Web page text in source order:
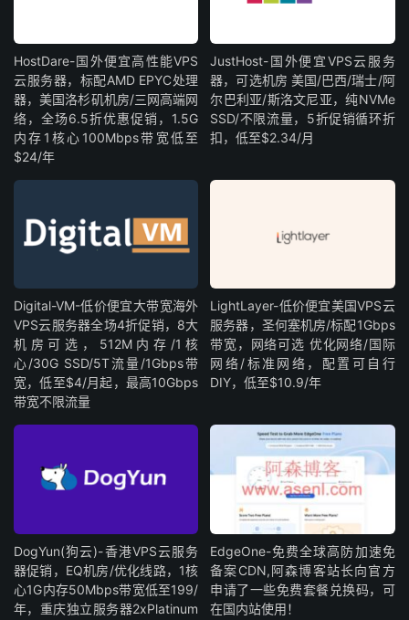
HostDare-国外便宜高性能VPS
云服务器，标配AMD EPYC处理
器，美国洛杉矶机房/三网高端网
络，全场6.5折优惠促销，1.5G
内存1核心100Mbps带宽低至
$24/年
JustHost-国外便宜VPS云服务
器，可选机房 美国/巴西/瑞士/阿
尔巴利亚/斯洛文尼亚，纯NVMe
SSD/不限流量，5折促销循环折
扣，低至$2.34/月
Digital-VM-低价便宜大带宽海外
VPS云服务器全场4折促销，8大
机房可选，512M内存/1核
心/30G SSD/5T流量/1Gbps带
宽，低至$4/月起，最高10Gbps
带宽不限流量
LightLayer-低价便宜美国VPS云
服务器，圣何塞机房/标配1Gbps
带宽，网络可选 优化网络/国际
网络/标准网络，配置可自行
DIY，低至$10.9/年
DogYun(狗云)-香港VPS云服务
器促销，EQ机房/优化线路，1核
心1G内存50Mbps带宽低至199/
年，重庆独立服务器2xPlatinum
EdgeOne-免费全球高防加速免
备案CDN,阿森博客站长向官方
申请了一些免费套餐兑换码，可
在国内站使用！